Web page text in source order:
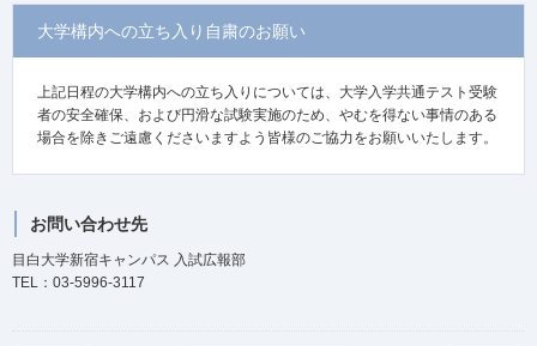
大学構内への立ち入り自粛のお願い
上記日程の大学構内への立ち入りについては、大学入学共通テスト受験
者の安全確保、および円滑な試験実施のため、やむを得ない事情のある
場合を除きご遠慮くださいますよう皆様のご協力をお願いいたします。
お問い合わせ先
目白大学新宿キャンパス 入試広報部
TEL：03-5996-3117